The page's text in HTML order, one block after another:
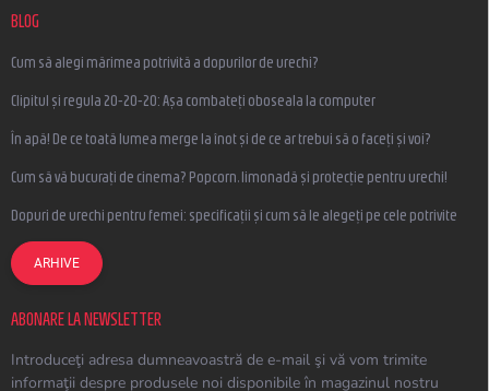
BLOG
Cum să alegi mărimea potrivită a dopurilor de urechi?
Clipitul și regula 20-20-20: Așa combateți oboseala la computer
În apă! De ce toată lumea merge la înot și de ce ar trebui să o faceți și voi?
Cum să vă bucurați de cinema? Popcorn, limonadă și protecție pentru urechi!
Dopuri de urechi pentru femei: specificații și cum să le alegeți pe cele potrivite
ARHIVE
ABONARE LA NEWSLETTER
Introduceţi adresa dumneavoastră de e-mail şi vă vom trimite
informaţii despre produsele noi disponibile în magazinul nostru